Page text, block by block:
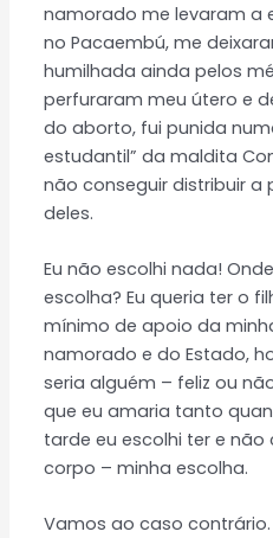
namorado me levaram a
no Pacaembú, me
humilhada ainda pelos
perfuraram meu útero e
do aborto, fui punida
estudantil” da maldita
não conseguir distribuir a
deles.
Eu não escolhi nada!
escolha? Eu queria ter o
mínimo de apoio da
namorado e do Estado,
seria alguém – feliz ou
que eu amaria tanto
tarde eu escolhi ter e não
corpo – minha escolha.
Vamos ao caso